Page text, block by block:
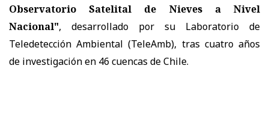
Observatorio Satelital de Nieves a Nivel
Nacional", desarrollado por su Laboratorio de
Teledetección Ambiental (TeleAmb), tras cuatro años
de investigación en 46 cuencas de Chile.